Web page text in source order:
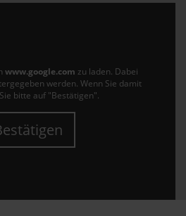
www.google.com zu laden. Dabei
werden. Wenn Sie damit
bitte auf "Bestätigen".